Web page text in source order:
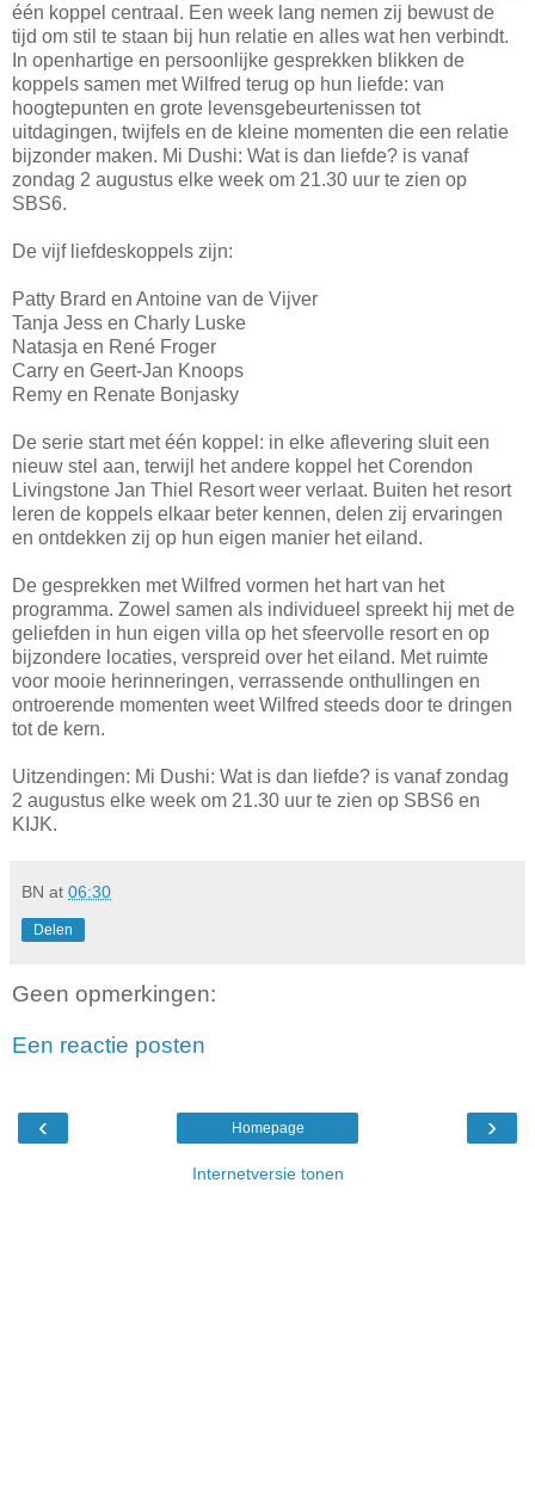
één koppel centraal. Een week lang nemen zij bewust de
tijd om stil te staan bij hun relatie en alles wat hen verbindt.
In openhartige en persoonlijke gesprekken blikken de
koppels samen met Wilfred terug op hun liefde: van
hoogtepunten en grote levensgebeurtenissen tot
uitdagingen, twijfels en de kleine momenten die een relatie
bijzonder maken. Mi Dushi: Wat is dan liefde? is vanaf
zondag 2 augustus elke week om 21.30 uur te zien op
SBS6.
De vijf liefdeskoppels zijn:
Patty Brard en Antoine van de Vijver
Tanja Jess en Charly Luske
Natasja en René Froger
Carry en Geert-Jan Knoops
Remy en Renate Bonjasky
De serie start met één koppel: in elke aflevering sluit een
nieuw stel aan, terwijl het andere koppel het Corendon
Livingstone Jan Thiel Resort weer verlaat. Buiten het resort
leren de koppels elkaar beter kennen, delen zij ervaringen
en ontdekken zij op hun eigen manier het eiland.
De gesprekken met Wilfred vormen het hart van het
programma. Zowel samen als individueel spreekt hij met de
geliefden in hun eigen villa op het sfeervolle resort en op
bijzondere locaties, verspreid over het eiland. Met ruimte
voor mooie herinneringen, verrassende onthullingen en
ontroerende momenten weet Wilfred steeds door te dringen
tot de kern.
Uitzendingen: Mi Dushi: Wat is dan liefde? is vanaf zondag
2 augustus elke week om 21.30 uur te zien op SBS6 en
KIJK.
BN at 06:30
Delen
Geen opmerkingen:
Een reactie posten
‹ ›
Homepage
Internetversie tonen